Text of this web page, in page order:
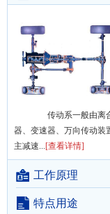
传动系一般由离
器、变速器、万向传动装
主减速...[查看详情]
工作原理
特点用途